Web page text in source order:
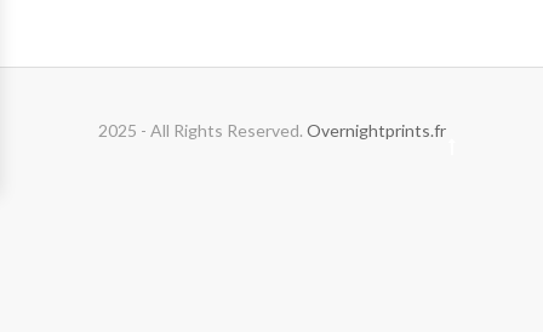
2025 - All Rights Reserved. Overnightprints.fr